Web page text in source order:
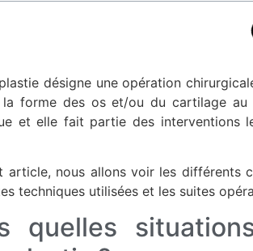
désigne une opération
forme des os et/ou du cartilage
et elle fait partie des interventions
article, nous allons voir les différents
techniques utilisées et les suites
quelles